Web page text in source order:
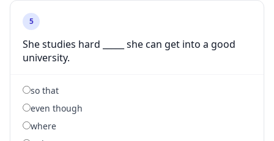
5
She studies hard _____ she can get into a good
university.
so that
even though
where